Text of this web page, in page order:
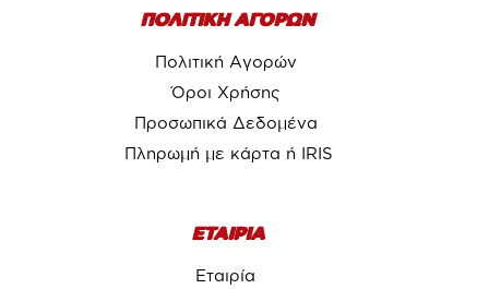
ΠΟΛΙΤΙΚΗ ΑΓΟΡΩΝ
Πολιτική Αγορών
Όροι Χρήσης
Προσωπικά Δεδομένα
Πληρωμή με κάρτα ή IRIS
ΕΤΑΙΡΙΑ
Εταιρία